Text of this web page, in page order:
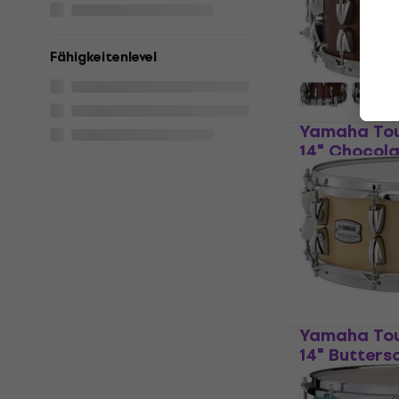
Fähigkeitenlevel
4,9/5
€ 350€ 354
Auf Lager
Yamaha
14"
Trommel
Kleine Trommel
€ 359
Auf Lager
Yamaha
14"
Trommel